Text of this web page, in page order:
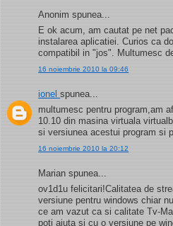
Anonim spunea...
E ok acum, am cautat pe net
instalarea aplicatiei. Curios ca
compatibil in "jos". Multumesc
16 noiembrie 2010 la 09:46
ionelspunea...
multumesc pentru program,am
10.10 din masina virtuala
si versiunea acestui program si
16 noiembrie 2010 la 20:12
Marian spunea...
ov1d1u felicitari!Calitatea de
versiune pentru windows chiar
ce am vazut ca si calitate Tv-
poti ajuta si cu o versiune pe